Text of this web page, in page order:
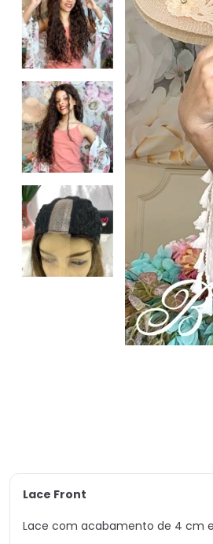
Lace Front
Lace com acabamento de 4 cm